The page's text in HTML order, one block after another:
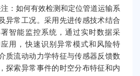
注：如何有效检测和定位管道运输系
异常工况。采用先进传感技术结合
智能监控系统，通过实时数据采
用，快速识别异常模式和风险特
质流动动力学特征与传感器反馈数
探索异常事件的时空分布特征和内